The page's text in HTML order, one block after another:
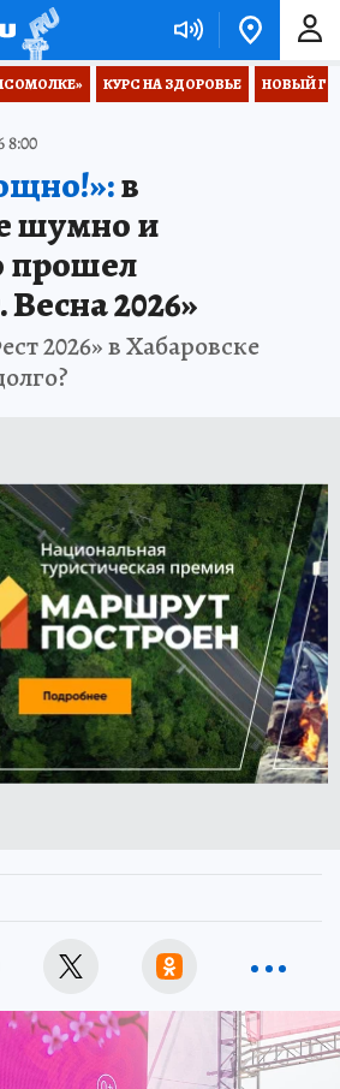
КУРС НА ЗДОРОВЬЕ НОВЫЙ
8:00
в
шумно и
прошел
2026»
2026» в Хабаровске